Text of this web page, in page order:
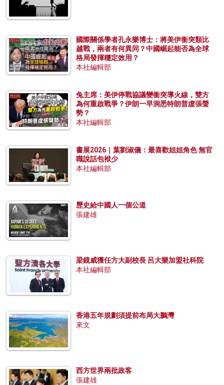
國際關係學者孔永樂博士：將美伊衝突類比
越戰，兩者有何異同？中國崛起能否為全球
格局發揮穩定效用？
本社編輯部
兔主席：美伊停戰協議變衝突導火線，雙方
為何重啟戰爭？伊朗一早洞悉特朗普虛張聲
勢？
本社編輯部
書展2026｜葉劉淑儀：最喜歡姐姐角色 無官
職說話包袱少
本社編輯部
歷史給中國人一個公道
張建雄
梁鏡威獲任方大副校長 呂大樂加盟社科院
本社編輯部
香港五年規劃須提前布局大鵬灣
來文
西方世界兩批政客
張建雄